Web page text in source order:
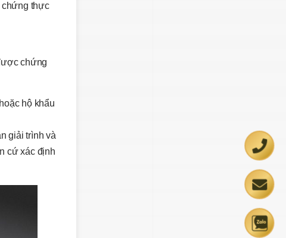
chứng thực
chứng
hộ khẩu
giải trình và
cứ xác định